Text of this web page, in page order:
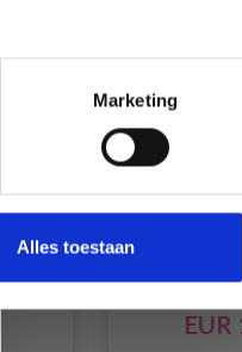
Marketing
Alles toestaan
A4
LIVRE
EUR